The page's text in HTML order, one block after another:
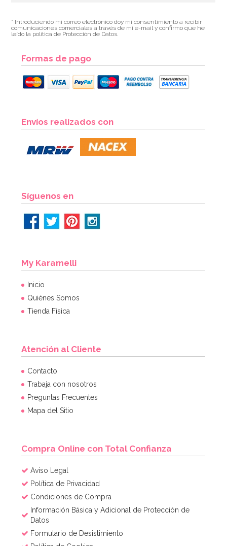
* Introduciendo mi correo electrónico doy mi consentimiento a recibir
comunicaciones comerciales a través de mi e-mail y confirmo que he
leído la política de Protección de Datos.
Formas de pago
Envíos realizados con
Síguenos en
My Karamelli
Inicio
Quiénes Somos
Tienda Física
Atención al Cliente
Contacto
Trabaja con nosotros
Preguntas Frecuentes
Mapa del Sitio
Compra Online con Total Confianza
Aviso Legal
Política de Privacidad
Condiciones de Compra
Información Básica y Adicional de Protección de
Datos
Formulario de Desistimiento